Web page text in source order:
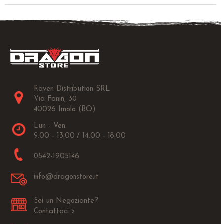
Raven Distribution SRL
Via Fanin, 30
40026 Imola (BO)
Lun - Ven:
9.00 - 13.00 / 14.00 - 18.00
0542-1905146
info@dragonstore.it
Sei un Negoziante?
Contattaci >